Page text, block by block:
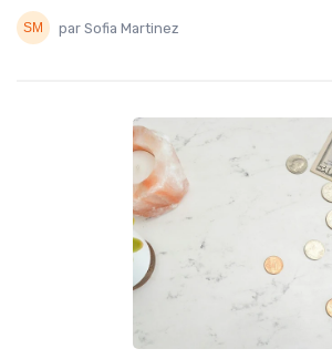
par Sofia Martinez